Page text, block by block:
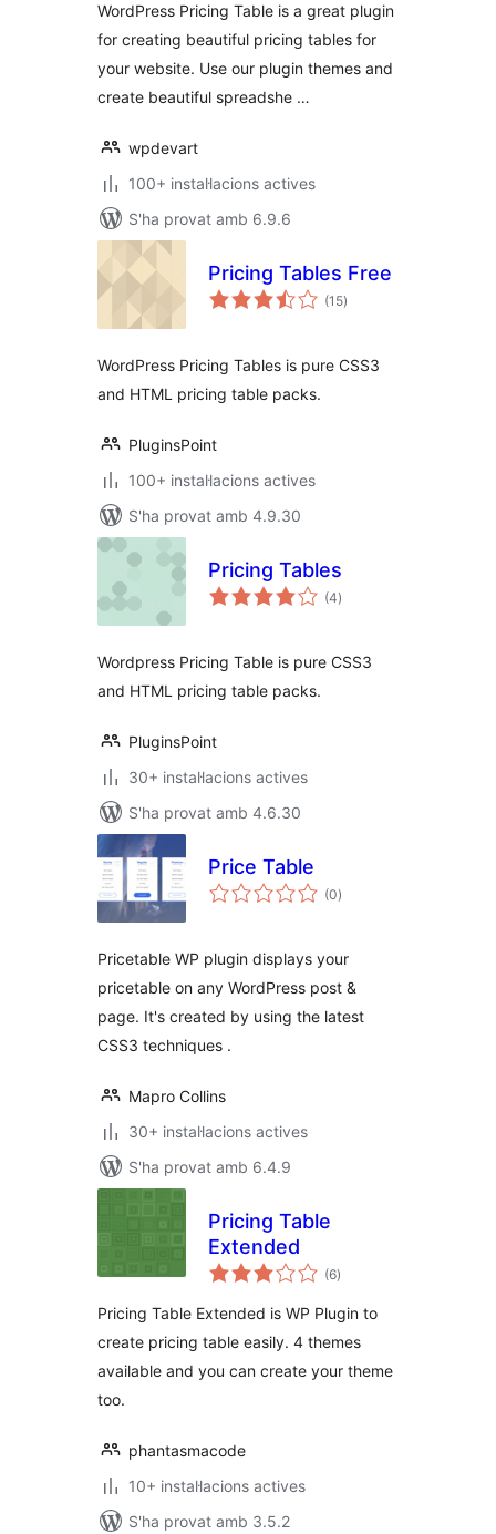
WordPress Pricing Table is a great plugin
for creating beautiful pricing tables for
your website. Use our plugin themes and
create beautiful spreadshe …
wpdevart
100+ instal·lacions actives
S'ha provat amb 6.9.6
Pricing Tables Free
(15puntuacions
totals
)
WordPress Pricing Tables is pure CSS3
and HTML pricing table packs.
PluginsPoint
100+ instal·lacions actives
S'ha provat amb 4.9.30
Pricing Tables
(4puntuacions
totals
)
Wordpress Pricing Table is pure CSS3
and HTML pricing table packs.
PluginsPoint
30+ instal·lacions actives
S'ha provat amb 4.6.30
Price Table
(0puntuacions
totals
)
Pricetable WP plugin displays your
pricetable on any WordPress post &
page. It's created by using the latest
CSS3 techniques .
Mapro Collins
30+ instal·lacions actives
S'ha provat amb 6.4.9
Pricing Table
Extended
(6puntuacions
totals
)
Pricing Table Extended is WP Plugin to
create pricing table easily. 4 themes
available and you can create your theme
too.
phantasmacode
10+ instal·lacions actives
S'ha provat amb 3.5.2